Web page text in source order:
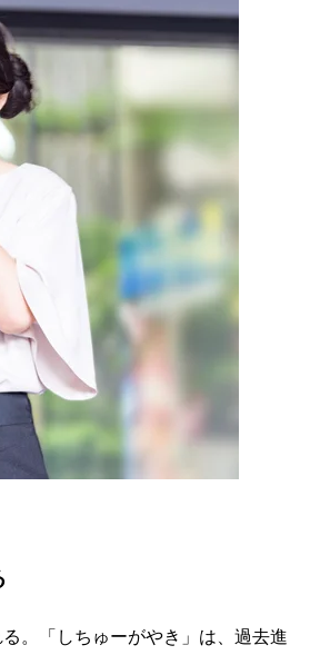
。「しちゅーがやき」は、過去進